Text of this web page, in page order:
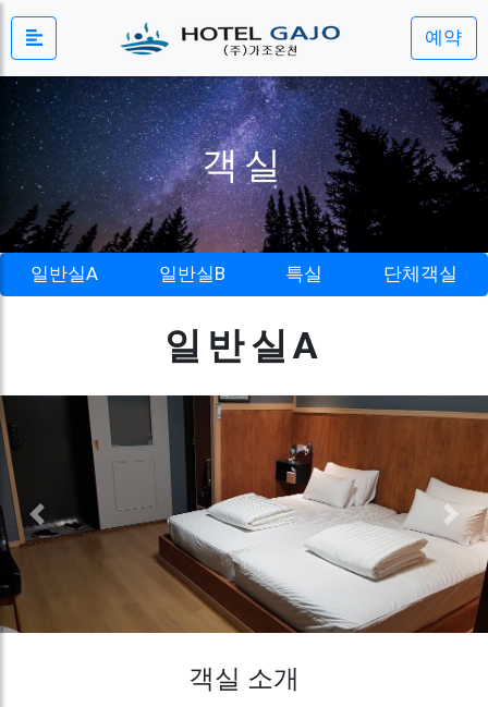
예약
객실
일반실A 일반실B 특실 단체객실
일반실A
객실 소개